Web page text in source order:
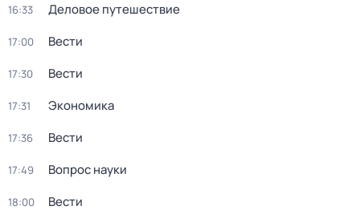
16:33 Деловое путешествие
17:00 Вести
17:30 Вести
17:31 Экономика
17:36 Вести
17:49 Вопрос науки
18:00 Вести